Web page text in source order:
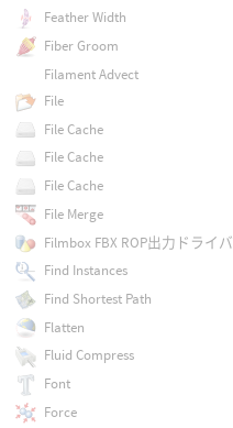
Feather Width
Fiber Groom
Filament Advect
File
File Cache
File Cache
File Cache
File Merge
Filmbox FBX ROP出力ドライバ
Find Instances
Find Shortest Path
Flatten
Fluid Compress
Font
Force